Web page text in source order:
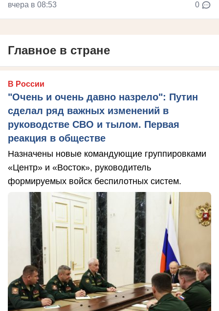
вчера в 08:53 0
Главное в стране
В России
"Очень и очень давно назрело": Путин
сделал ряд важных изменений в
руководстве СВО и тылом. Первая
реакция в обществе
Назначены новые командующие группировками
«Центр» и «Восток», руководитель
формируемых войск беспилотных систем.